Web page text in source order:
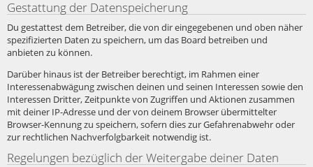
Gestattung der Datenspeicherung
Du gestattest dem Betreiber, die von dir eingegebenen und oben näher
spezifizierten Daten zu speichern, um das Board betreiben und
anbieten zu können.
Darüber hinaus ist der Betreiber berechtigt, im Rahmen einer
Interessenabwägung zwischen deinen und seinen Interessen sowie den
Interessen Dritter, Zeitpunkte von Zugriffen und Aktionen zusammen
mit deiner IP-Adresse und der von deinem Browser übermittelter
Browser-Kennung zu speichern, sofern dies zur Gefahrenabwehr oder
zur rechtlichen Nachverfolgbarkeit notwendig ist.
Regelungen bezüglich der Weitergabe deiner Daten